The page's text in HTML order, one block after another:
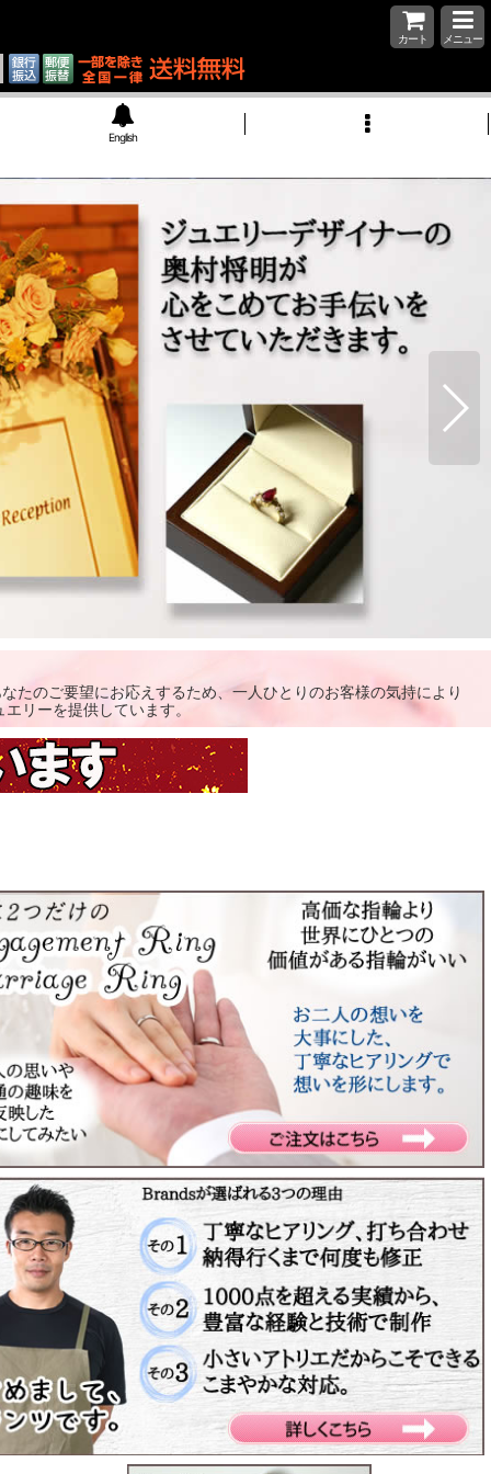
カート メニュー
English
のご要望にお応えするため、一人ひとりのお客様の気持により
リーを提供しています。